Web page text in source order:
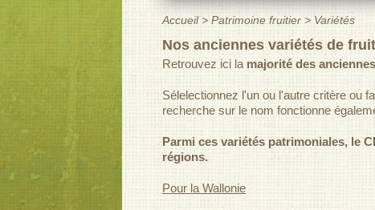
Vous êtes ici
Accueil > Patrimoine fruitier > Variétés
Nos anciennes variétés de
Retrouvez ici la majorité des
Sélelectionnez l'un ou l'autre critère ou
recherche sur le nom fonctionne
Parmi ces variétés patrimoniales, le
régions.
Pour la Wallonie